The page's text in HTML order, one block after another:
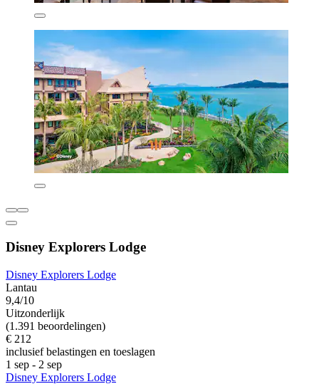
Disney Explorers Lodge
Disney Explorers Lodge
Lantau
9,4/10
Uitzonderlijk
(1.391 beoordelingen)
€ 212
inclusief belastingen en toeslagen
1 sep - 2 sep
Disney Explorers Lodge